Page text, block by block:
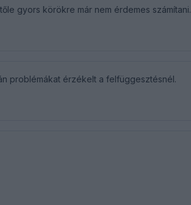
gyors körökre már nem érdemes számítani.
problémákat érzékelt a felfüggesztésnél.